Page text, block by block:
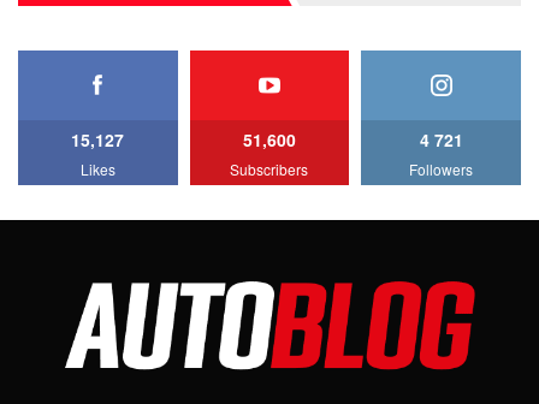
27:33
AutoBlog.MD
15:08
Noul Geely EX2 / Test Drive AutoBlog.MD
15:22
15,127
Likes
51,600
Subscribers
4 721
Followers